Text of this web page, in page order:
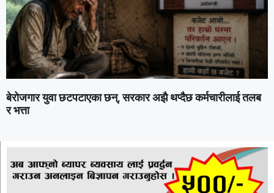
बेरोजगार युवा छटपटाएका छन्, सरकार अझै थप्दैछ कर्मचारीलाई तलब
र भत्ता